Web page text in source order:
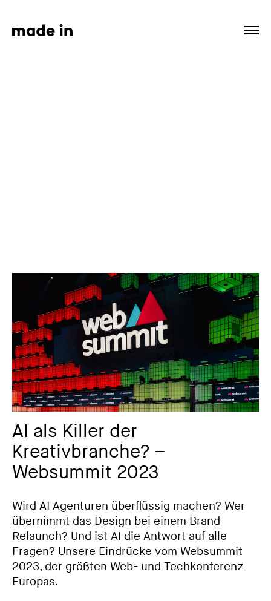
AI als Killer der
Kreativbranche? –
Websummit 2023
Wird AI Agenturen überflüssig machen? Wer
übernimmt das Design bei einem Brand
Relaunch? Und ist AI die Antwort auf alle
Fragen? Unsere Eindrücke vom Websummit
2023, der größten Web- und Techkonferenz
Europas.